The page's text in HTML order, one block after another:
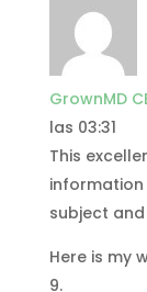
GrownMD
las 03:31
This
subject
Here is my